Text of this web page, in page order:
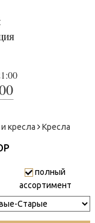
кресла Кресла
полный
ассортимент